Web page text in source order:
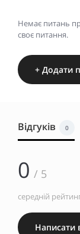
Немає питань
своє питання.
+ Додати
Відгуків 0
0 / 5
середній
Написати